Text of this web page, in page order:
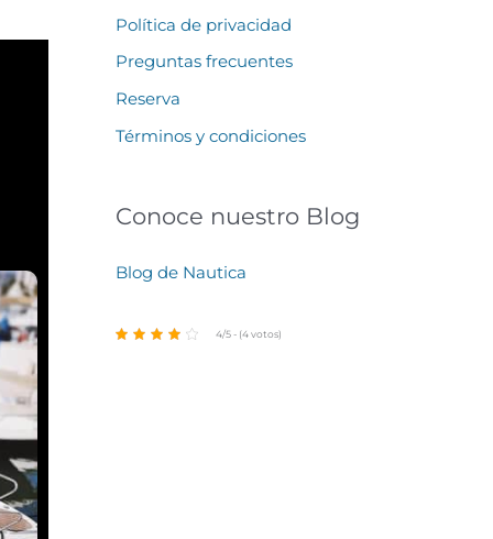
Política de privacidad
Preguntas frecuentes
Reserva
Términos y condiciones
Conoce nuestro Blog
Blog de Nautica
4/5 - (4 votos)